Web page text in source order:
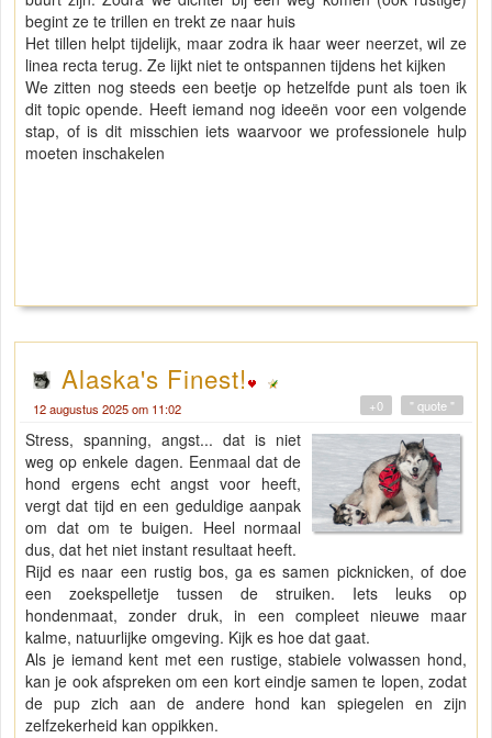
begint ze te trillen en trekt ze naar huis
Het tillen helpt tijdelijk, maar zodra ik haar weer neerzet, wil ze
linea recta terug. Ze lijkt niet te ontspannen tijdens het kijken
We zitten nog steeds een beetje op hetzelfde punt als toen ik
dit topic opende. Heeft iemand nog ideeën voor een volgende
stap, of is dit misschien iets waarvoor we professionele hulp
moeten inschakelen
Alaska's Finest!
12 augustus 2025 om 11:02 " quote "
+0
Stress, spanning, angst... dat is niet
weg op enkele dagen. Eenmaal dat de
hond ergens echt angst voor heeft,
vergt dat tijd en een geduldige aanpak
om dat om te buigen. Heel normaal
dus, dat het niet instant resultaat heeft.
Rijd es naar een rustig bos, ga es samen picknicken, of doe
een zoekspelletje tussen de struiken. Iets leuks op
hondenmaat, zonder druk, in een compleet nieuwe maar
kalme, natuurlijke omgeving. Kijk es hoe dat gaat.
Als je iemand kent met een rustige, stabiele volwassen hond,
kan je ook afspreken om een kort eindje samen te lopen, zodat
de pup zich aan de andere hond kan spiegelen en zijn
zelfzekerheid kan oppikken.